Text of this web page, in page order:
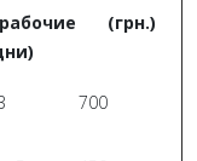
(грн.)
700